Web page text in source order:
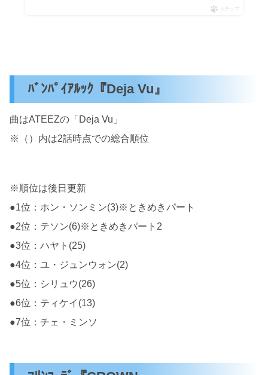
ポチップ
ﾊﾞﾝﾊﾟｲｱﾙｯｸ『Deja Vu』
曲はATEEZの「Deja Vu」
※（）内は2話時点での総合順位
※順位は後日更新
●1位：ホン・ソンミン(3)※ときめきパート
●2位：テソン(6)※ときめきパート2
●3位：ハヤト(25)
●4位：ユ・ジュンウォン(2)
●5位：シリュウ(26)
●6位：ティケイ(13)
●7位：チェ・ミンソ